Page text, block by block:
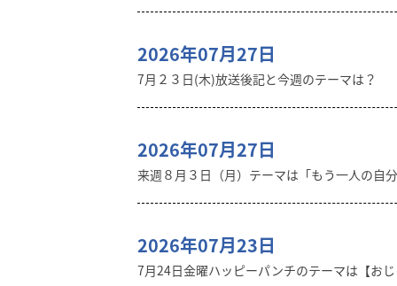
2026年07月27日
7月２３日(木)放送後記と今週のテーマは？
2026年07月27日
来週８月３日（月）テーマは「もう一人の自分
2026年07月23日
7月24日金曜ハッピーパンチのテーマは【お